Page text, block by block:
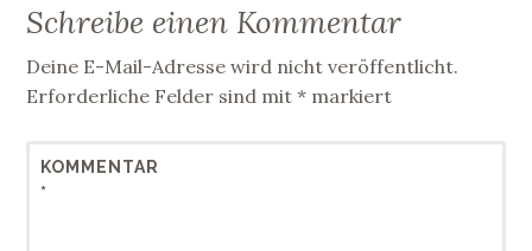
Schreibe einen Kommentar
Deine E-Mail-Adresse wird nicht veröffentlicht.
Erforderliche Felder sind mit* markiert
KOMMENTAR
*